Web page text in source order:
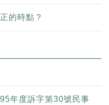
的時點？
年度訴字第30號民事